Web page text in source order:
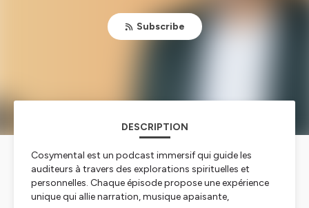
Subscribe
DESCRIPTION
Cosymental est un podcast immersif qui guide les
auditeurs à travers des explorations spirituelles et
personnelles. Chaque épisode propose une expérience
unique qui allie narration, musique apaisante,